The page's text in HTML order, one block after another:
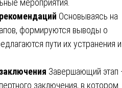
мероприятия.
Основываясь на
формируются выводы о
пути их устранения и
Завершающий этап
заключения, в котором